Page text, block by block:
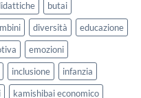
butai
diversità
educazione
emozioni
inclusione
infanzia
kamishibai economico